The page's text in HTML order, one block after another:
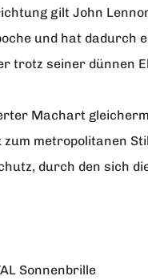
gilt John
und hat
trotz seiner dünnen
Machart
zum metropolitanen
durch den sich
Sonnenbrille